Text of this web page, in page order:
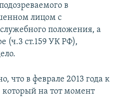
в
лицом с
положения, а
(ч.3 ст.159 УК РФ),
что в феврале 2013 года к
на тот момент